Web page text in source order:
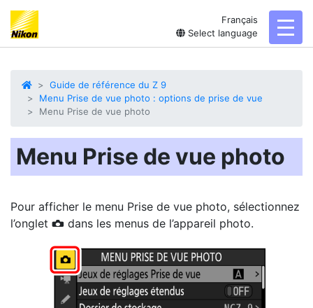
Français
Select language
Guide de référence du Z 9
Menu Prise de vue photo : options de prise de vue
Menu Prise de vue photo
Menu Prise de vue photo
Pour afficher le menu Prise de vue photo, sélectionnez
l’onglet C dans les menus de l’appareil photo.